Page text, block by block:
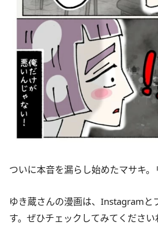
ついに本音を漏らし始めたマサキ
ゆき蔵さんの漫画は、Instagramと
す。ぜひチェックしてみてください